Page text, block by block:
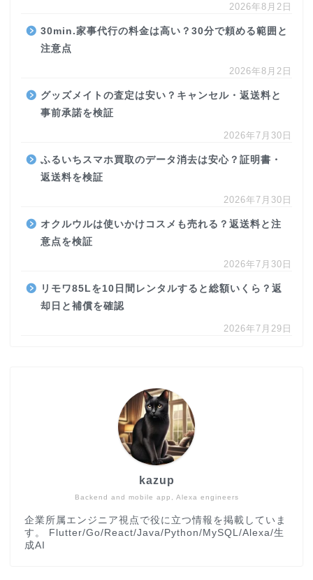
2026年8月2日
30min.家事代行の料金は高い？30分で頼める範囲と
注意点
2026年8月2日
グッズメイトの査定は安い？キャンセル・返送料と
事前承諾を検証
2026年7月30日
ふるいちスマホ買取のデータ消去は安心？証明書・
返送料を検証
2026年7月30日
オクルウルは使いかけコスメも売れる？返送料と注
意点を検証
2026年7月30日
リモワ85Lを10日間レンタルすると総額いくら？返
却日と補償を確認
2026年7月29日
Backend and mobile app, Alexa engineers
kazup
企業所属エンジニア視点で役に立つ情報を掲載していま
す。 Flutter/Go/React/Java/Python/MySQL/Alexa/生
成AI